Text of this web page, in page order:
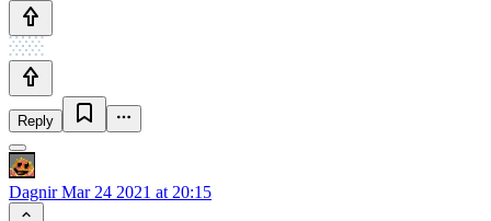
Reply
DagnirMar 24 2021 at 20:15